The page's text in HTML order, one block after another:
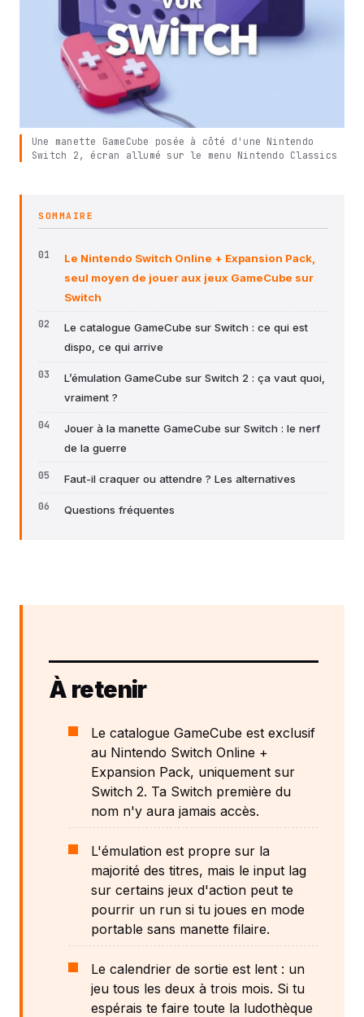
Une manette GameCube posée à côté d'une Nintendo
Switch 2, écran allumé sur le menu Nintendo Classics
SOMMAIRE
Le Nintendo Switch Online + Expansion Pack,
seul moyen de jouer aux jeux GameCube sur
Switch
Le catalogue GameCube sur Switch : ce qui est
dispo, ce qui arrive
L’émulation GameCube sur Switch 2 : ça vaut quoi,
vraiment ?
Jouer à la manette GameCube sur Switch : le nerf
de la guerre
Faut-il craquer ou attendre ? Les alternatives
Questions fréquentes
À retenir
Le catalogue GameCube est exclusif
au Nintendo Switch Online +
Expansion Pack, uniquement sur
Switch 2. Ta Switch première du
nom n'y aura jamais accès.
L'émulation est propre sur la
majorité des titres, mais le input lag
sur certains jeux d'action peut te
pourrir un run si tu joues en mode
portable sans manette filaire.
Le calendrier de sortie est lent : un
jeu tous les deux à trois mois. Si tu
espérais te faire toute la ludothèque